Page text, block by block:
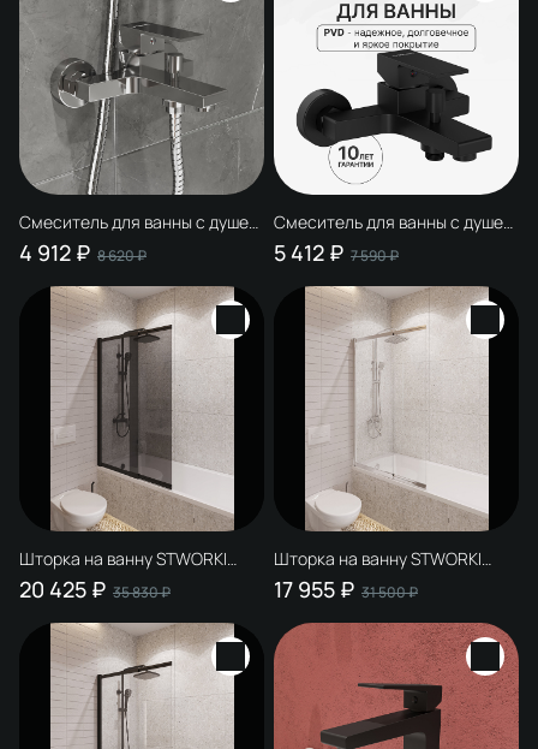
Смеситель для ванны с душем
STWORKI Нюборг S37100CR
хром, латунь, современный
4 912 ₽ 8 620 ₽
Смеситель для ванны с душем
STWORKI Нюборг S37100BK
матовый черный, латунь,
современный
5 412 ₽ 7 590 ₽
Шторка на ванну STWORKI
Нюборг 100х145 профиль
черный матовый,
тонированное стекло
20 425 ₽ 35 830 ₽
Шторка на ванну STWORKI
Нюборг 100х145 профиль хром
глянцевый
17 955 ₽ 31 500 ₽